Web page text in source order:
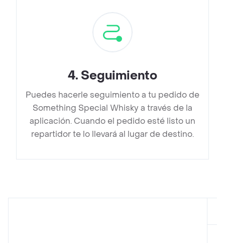
4. Seguimiento
Puedes hacerle seguimiento a tu pedido de
Something Special Whisky a través de la
aplicación. Cuando el pedido esté listo un
repartidor te lo llevará al lugar de destino.